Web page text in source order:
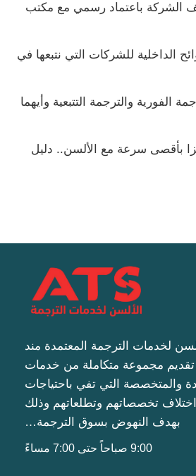
الشركة باعتماد رسمي مع مكتب
الداخلية للشركات التي نتبعها في
الفورية والترجمة التتبعية وأيهما
بأقصى سرعة مع الألسن.. دليل
لخدمات الترجمة المعتمدة مند
تقديم مجموعة متكاملة من خدمات
والمتخصصة التي تفي باحتياجات
تخصصاتهم وتطلعاتهم وذلك
بهدف النهوض بسوق الترجمة…